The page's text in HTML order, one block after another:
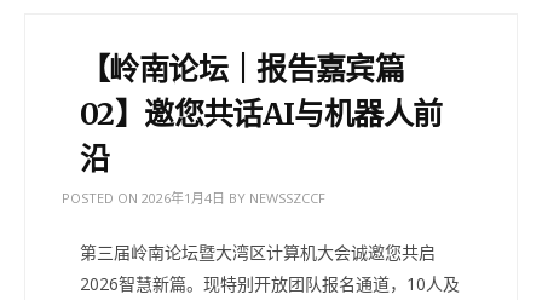
【岭南论坛｜报告嘉宾篇
02】邀您共话AI与机器人前
沿
POSTED ON 2026年1月4日 BY NEWSSZCCF
第三届岭南论坛暨大湾区计算机大会诚邀您共启
2026智慧新篇。现特别开放团队报名通道，10人及